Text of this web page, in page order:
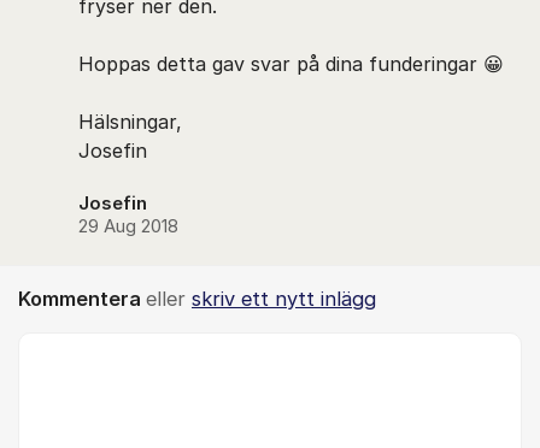
fryser ner den.
Hoppas detta gav svar på dina funderingar 😀
Hälsningar,
Josefin
Josefin
29 Aug 2018
Kommentera eller skriv ett nytt inlägg